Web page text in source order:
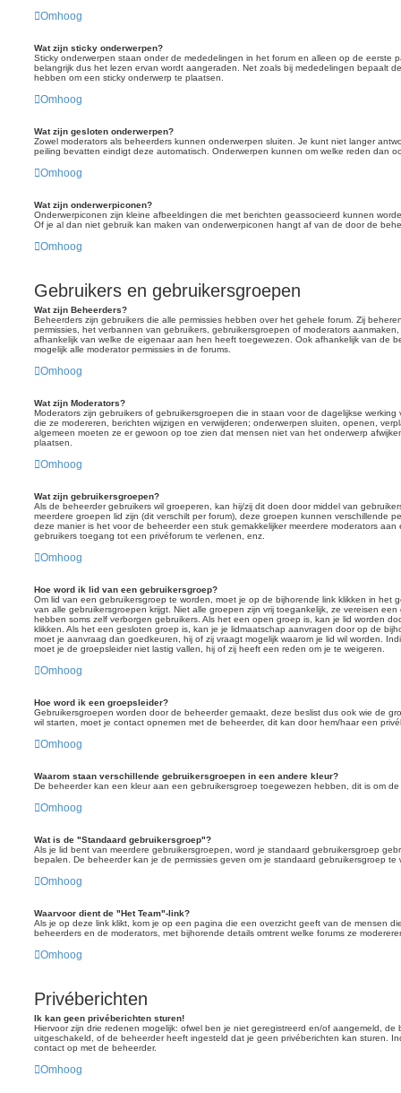
Omhoog
Wat zijn sticky onderwerpen?
Sticky onderwerpen staan onder de mededelingen in het forum en alleen op de eerste
belangrijk dus het lezen ervan wordt aangeraden. Net zoals bij mededelingen bepaalt
hebben om een sticky onderwerp te plaatsen.
Omhoog
Wat zijn gesloten onderwerpen?
Zowel moderators als beheerders kunnen onderwerpen sluiten. Je kunt niet langer
peiling bevatten eindigt deze automatisch. Onderwerpen kunnen om welke reden dan
Omhoog
Wat zijn onderwerpiconen?
Onderwerpiconen zijn kleine afbeeldingen die met berichten geassocieerd kunnen
Of je al dan niet gebruik kan maken van onderwerpiconen hangt af van de door de
Omhoog
Gebruikers en gebruikersgroepen
Wat zijn Beheerders?
Beheerders zijn gebruikers die alle permissies hebben over het gehele forum. Zij
permissies, het verbannen van gebruikers, gebruikersgroepen of moderators
afhankelijk van welke de eigenaar aan hen heeft toegewezen. Ook afhankelijk van de
mogelijk alle moderator permissies in de forums.
Omhoog
Wat zijn Moderators?
Moderators zijn gebruikers of gebruikersgroepen die in staan voor de dagelijkse
die ze modereren, berichten wijzigen en verwijderen; onderwerpen sluiten, openen,
algemeen moeten ze er gewoon op toe zien dat mensen niet van het onderwerp
plaatsen.
Omhoog
Wat zijn gebruikersgroepen?
Als de beheerder gebruikers wil groeperen, kan hij/zij dit doen door middel van
meerdere groepen lid zijn (dit verschilt per forum), deze groepen kunnen verschillende
deze manier is het voor de beheerder een stuk gemakkelijker meerdere moderators
gebruikers toegang tot een privéforum te verlenen, enz.
Omhoog
Hoe word ik lid van een gebruikersgroep?
Om lid van een gebruikersgroep te worden, moet je op de bijhorende link klikken in het
van alle gebruikersgroepen krijgt. Niet alle groepen zijn vrij toegankelijk, ze vereisen
hebben soms zelf verborgen gebruikers. Als het een open groep is, kan je lid worden
klikken. Als het een gesloten groep is, kan je je lidmaatschap aanvragen door op de
moet je aanvraag dan goedkeuren, hij of zij vraagt mogelijk waarom je lid wil worden.
moet je de groepsleider niet lastig vallen, hij of zij heeft een reden om je te weigeren.
Omhoog
Hoe word ik een groepsleider?
Gebruikersgroepen worden door de beheerder gemaakt, deze beslist dus ook wie de
wil starten, moet je contact opnemen met de beheerder, dit kan door hem/haar een
Omhoog
Waarom staan verschillende gebruikersgroepen in een andere kleur?
De beheerder kan een kleur aan een gebruikersgroep toegewezen hebben, dit is om
Omhoog
Wat is de "Standaard gebruikersgroep"?
Als je lid bent van meerdere gebruikersgroepen, word je standaard gebruikersgroep
bepalen. De beheerder kan je de permissies geven om je standaard gebruikersgroep te
Omhoog
Waarvoor dient de "Het Team"-link?
Als je op deze link klikt, kom je op een pagina die een overzicht geeft van de mensen
beheerders en de moderators, met bijhorende details omtrent welke forums ze
Omhoog
Privéberichten
Ik kan geen privéberichten sturen!
Hiervoor zijn drie redenen mogelijk: ofwel ben je niet geregistreerd en/of aangemeld,
uitgeschakeld, of de beheerder heeft ingesteld dat je geen privéberichten kan sturen.
contact op met de beheerder.
Omhoog